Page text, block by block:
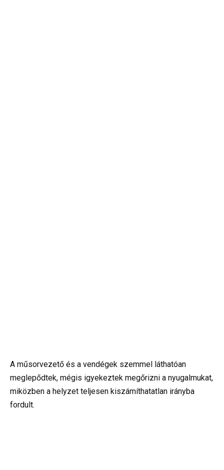
A műsorvezető és a vendégek szemmel láthatóan
meglepődtek, mégis igyekeztek megőrizni a nyugalmukat,
miközben a helyzet teljesen kiszámíthatatlan irányba
fordult.